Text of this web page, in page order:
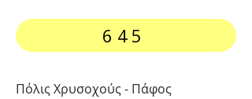
645
Πόλις Χρυσοχούς - Πάφος